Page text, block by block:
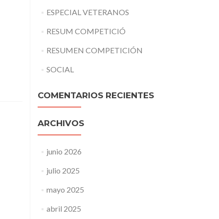
ESPECIAL VETERANOS
RESUM COMPETICIÓ
RESUMEN COMPETICIÓN
SOCIAL
COMENTARIOS RECIENTES
ARCHIVOS
junio 2026
julio 2025
mayo 2025
abril 2025